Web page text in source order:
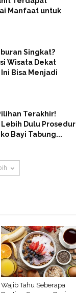
Manfaat untuk
Singkat?
Wisata Dekat
Bisa Menjadi
Terakhir!
Lebih Dulu Prosedur
Bayi Tabung...
Wajib Tahu Seberapa